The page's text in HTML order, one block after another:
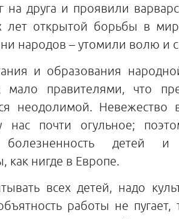
на друга и проявили
лет открытой борьбы в
народов – утомили волю и
и образования
мало правителями, что
неодолимой. Невежество
нас почти огульное;
болезненность детей
как нигде в Европе.
всех детей, надо
работы не пугает,